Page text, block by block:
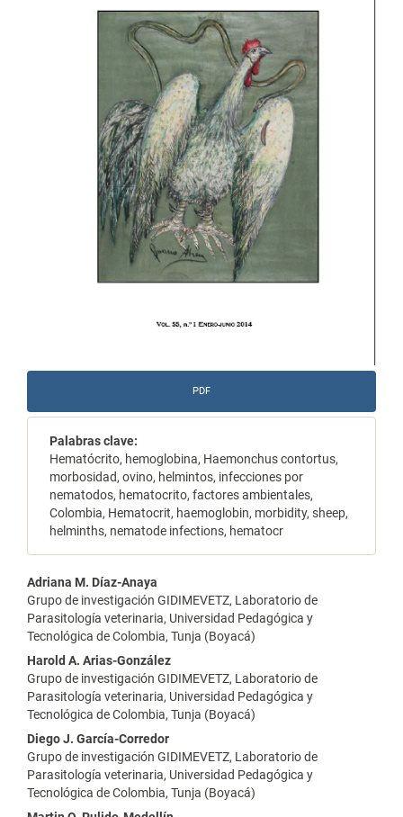
PDF
Palabras clave:
Hematócrito, hemoglobina, Haemonchus contortus,
morbosidad, ovino, helmintos, infecciones por
nematodos, hematocrito, factores ambientales,
Colombia, Hematocrit, haemoglobin, morbidity, sheep,
helminths, nematode infections, hematocr
Contenido
principal
del
artículo
Adriana M. Díaz-Anaya
Grupo de investigación GIDIMEVETZ, Laboratorio de
Parasitología veterinaria, Universidad Pedagógica y
Tecnológica de Colombia, Tunja (Boyacá)
Harold A. Arias-González
Grupo de investigación GIDIMEVETZ, Laboratorio de
Parasitología veterinaria, Universidad Pedagógica y
Tecnológica de Colombia, Tunja (Boyacá)
Diego J. García-Corredor
Grupo de investigación GIDIMEVETZ, Laboratorio de
Parasitología veterinaria, Universidad Pedagógica y
Tecnológica de Colombia, Tunja (Boyacá)